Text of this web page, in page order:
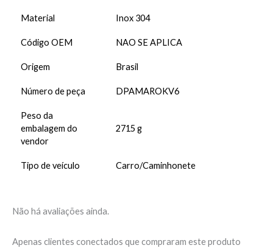
Material Inox 304
Código OEM NAO SE APLICA
Origem Brasil
Número de peça DPAMAROKV6
Peso da
embalagem do
vendor
2715 g
Tipo de veículo Carro/Caminhonete
Não há avaliações ainda.
Apenas clientes conectados que compraram este produto